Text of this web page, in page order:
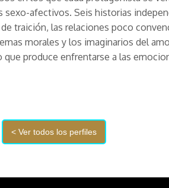
sexo-afectivos. Seis historias
traición, las relaciones poco
morales y los imaginarios del
que produce enfrentarse a las